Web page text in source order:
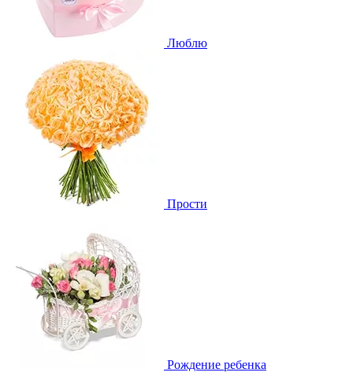
Люблю
Прости
Рождение ребенка